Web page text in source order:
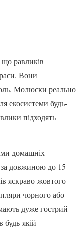
що равликів
Вони
Молюски реально
екосистеми будь-
підходять
домашніх
за довжиною до 15
яскраво-жовтого
чорного або
дуже гострий
будь-якій